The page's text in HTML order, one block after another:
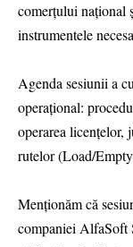
comerțului național
instrumentele
Agenda sesiunii a
operațional:
operarea licențelor,
rutelor (Load/
Menționăm că
companiei AlfaSoft